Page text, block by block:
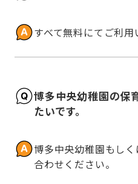
すべて無料にてご利用
博多中央幼稚園の保
たいです。
博多中央幼稚園もし
合わせください。